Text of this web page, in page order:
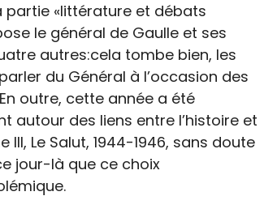
partie «littérature et débats
le général de Gaulle et ses
autres:cela tombe bien, les
du Général à l’occasion des
outre, cette année a été
autour des liens entre l’histoire et
Le Salut, 1944-1946, sans doute
jour-là que ce choix